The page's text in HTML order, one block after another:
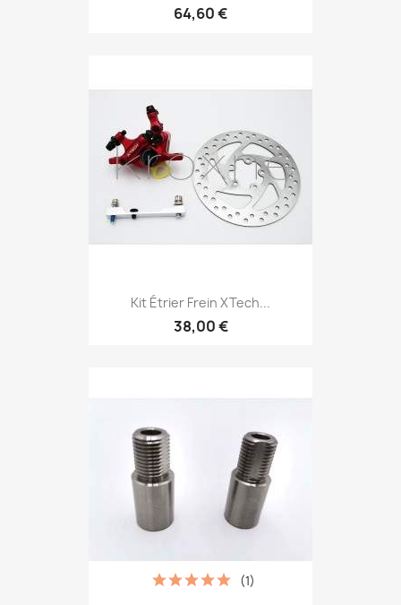
64,60 €
Kit Étrier Frein XTech...
38,00 €
(1)